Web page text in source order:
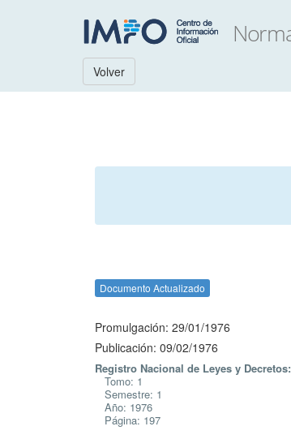
Volver
Documento Actualizado
Promulgación: 29/01/1976
Publicación: 09/02/1976
Registro Nacional de Leyes y Decretos:
Tomo: 1
Semestre: 1
Año: 1976
Página: 197